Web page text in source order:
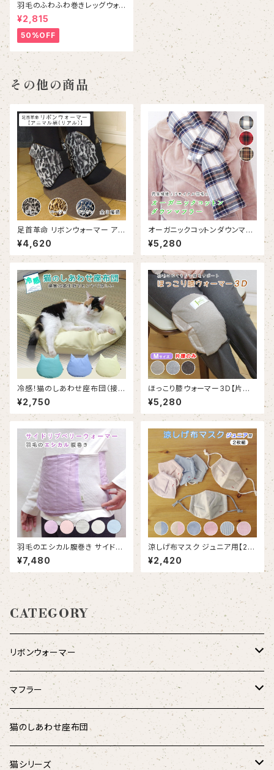
羽毛のふわふわ巻きレッグウォ
ーマー｜Down wrapped leg
warmer
¥2,815
50%OFF
その他の商品
足首革命 リボンウォーマー アニ
マル柄（リアル）｜RIBBON-wa
rmer Animal pattern : real
¥4,620
オーガニックコットンダウンマフ
ラー｜再生繊維とリサイクル羽
毛のエシカルマフラー
¥5,280
冷感！猫のしあわせ座布団（接触
冷感）｜暑さがこたえる夏向け
涼しい羽毛クッション
¥2,750
ほっこり膝ウォーマー3D【片ヒ
ザのみ：Ｍサイズ】｜羽毛のぬく
もりでヒザをサポート
¥5,280
羽毛のエシカル腹巻き サイドリ
ブベリーウォーマー｜オーガニッ
クコットン
¥7,480
涼しげ布マスク ジュニア用【2枚
組セット】｜オーガニックコット
ン・テンセル素材
¥2,420
CATEGORY
リボンウォーマー
リバーシブル
シャギーアニマル
アニマル
マフラー
ダウンマフラー
オーガニックコットンダウンマフラー
猫のしあわせ座布団
猫シリーズ